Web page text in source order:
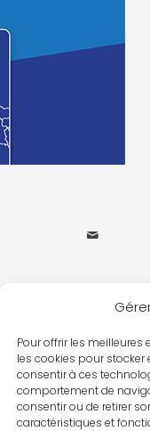
Pour offrir les
les cookies pour
consentir à ces
comportement de
consentir ou de retirer
caractéristiques et